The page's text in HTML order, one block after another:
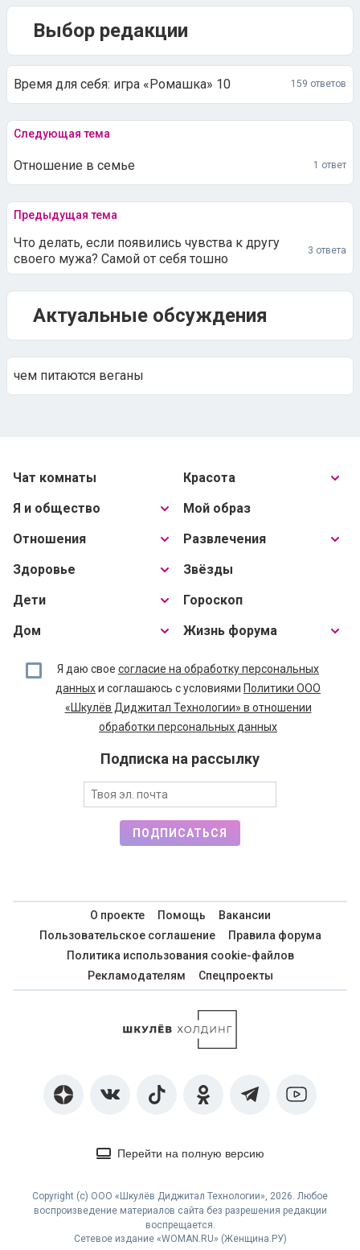
Выбор редакции
Время для себя: игра «Ромашка» 10 159 ответов
Следующая тема
Отношение в семье 1 ответ
Предыдущая тема
Что делать, если появились чувства к другу
своего мужа? Самой от себя тошно
3 ответа
Актуальные обсуждения
чем питаются веганы
Чат комнаты
Я и общество
Отношения
Здоровье
Дети
Дом
Красота
Мой образ
Развлечения
Звёзды
Гороскоп
Жизнь форума
Я даю свое согласие на обработку персональных
данныхи соглашаюсь с условиями Политики ООО
«Шкулёв Диджитал Технологии» в отношении
обработки персональных данных
Подписка на рассылку
ПОДПИСАТЬСЯ
О проекте Помощь
Вакансии
Пользовательское соглашение
Правила форума
Политика использования cookie-файлов
Рекламодателям
Спецпроекты
Перейти на полную версию
Copyright (с) ООО «Шкулёв Диджитал Технологии», 2026. Любое
воспроизведение материалов сайта без разрешения редакции
воспрещается.
Сетевое издание «WOMAN.RU» (Женщина.РУ)